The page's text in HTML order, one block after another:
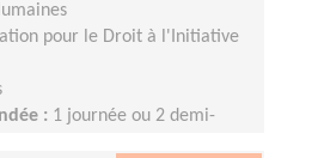
pour le Droit à l'Initiative
: 1 journée ou 2 demi-